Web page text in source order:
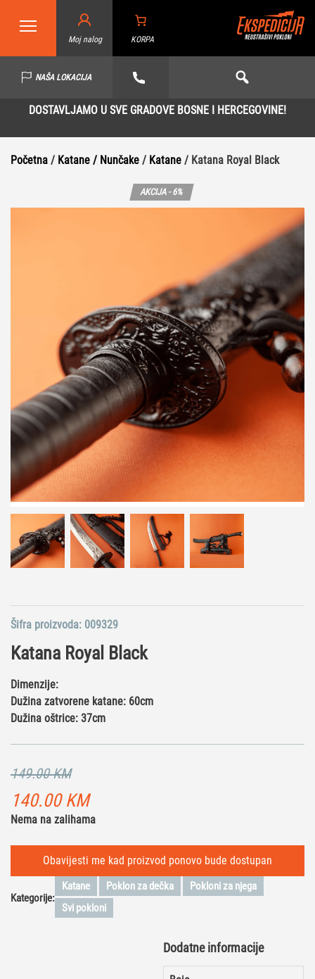
Moj nalog KORPA
NAŠA LOKACIJA
DOSTAVLJAMO U SVE GRADOVE BOSNE I HERCEGOVINE!
Početna / Katane / Nunčake / Katane / Katana Royal Black
AKCIJA - 6%
Katana Royal Black
Dimenzije:
Dužina zatvorene katane: 60cm
Dužina oštrice: 37cm
149.00KM
Originalna
cena
bila:
149.00 KM.
140.00 KM
je:
140.00 KM.
Nema na zalihama
Obavijesti me kad proizvod ponovo bude dostupan
Šifra proizvoda: 009329
Kategorije:
Katane Poklon za dečka
Pokloni za njega
Svi pokloni
Dodatne informacije